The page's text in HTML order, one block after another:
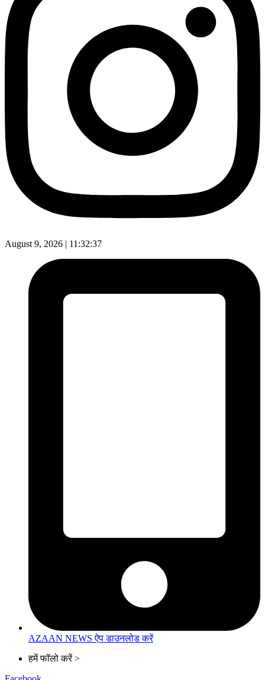
August 9, 2026 | 11:32:38
AZAAN NEWS ऐप डाउनलोड करें
हमें फॉलो करें >